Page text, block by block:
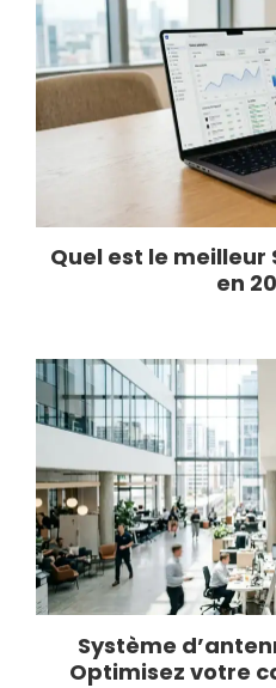
Quel est le
en
Système
Optimisez votre